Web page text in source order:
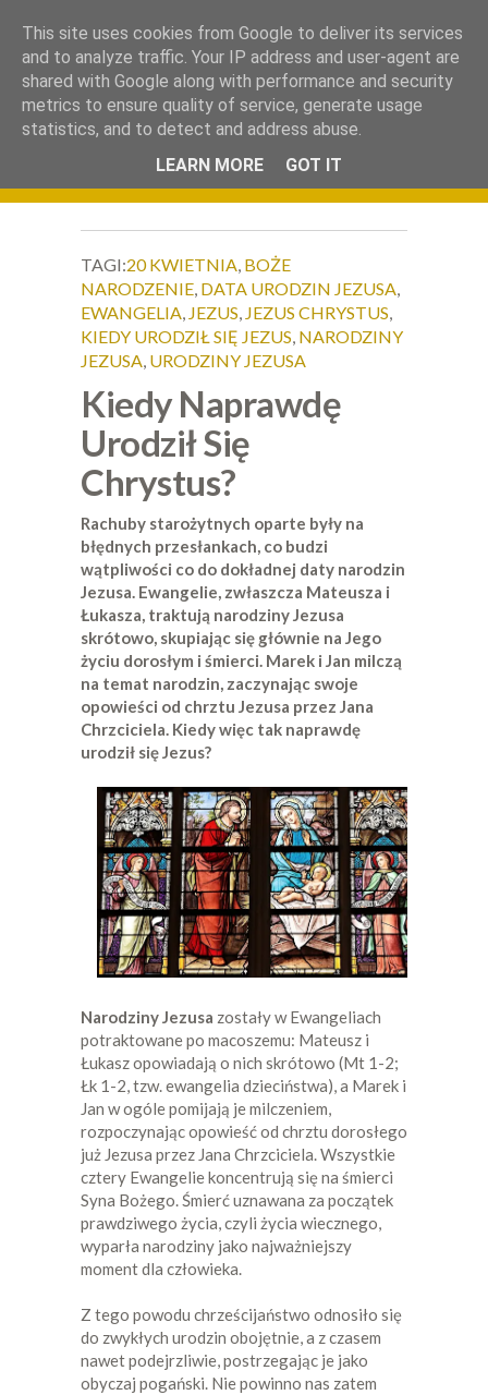
Okiem Obiektywu.
TAGI:20 KWIETNIA, BOŻE
NARODZENIE, DATA URODZIN JEZUSA,
EWANGELIA, JEZUS, JEZUS CHRYSTUS,
KIEDY URODZIŁ SIĘ JEZUS, NARODZINY
JEZUSA, URODZINY JEZUSA
Kiedy Naprawdę
Urodził Się
Chrystus?
Rachuby starożytnych oparte były na
błędnych przesłankach, co budzi
wątpliwości co do dokładnej daty narodzin
Jezusa. Ewangelie, zwłaszcza Mateusza i
Łukasza, traktują narodziny Jezusa
skrótowo, skupiając się głównie na Jego
życiu dorosłym i śmierci. Marek i Jan milczą
na temat narodzin, zaczynając swoje
opowieści od chrztu Jezusa przez Jana
Chrzciciela. Kiedy więc tak naprawdę
urodził się Jezus?
Narodziny Jezusa zostały w Ewangeliach
potraktowane po macoszemu: Mateusz i
Łukasz opowiadają o nich skrótowo (Mt 1-2;
Łk 1-2, tzw. ewangelia dzieciństwa), a Marek i
Jan w ogóle pomijają je milczeniem,
rozpoczynając opowieść od chrztu dorosłego
już Jezusa przez Jana Chrzciciela. Wszystkie
cztery Ewangelie koncentrują się na śmierci
Syna Bożego. Śmierć uznawana za początek
prawdziwego życia, czyli życia wiecznego,
wyparła narodziny jako najważniejszy
moment dla człowieka.
Z tego powodu chrześcijaństwo odnosiło się
do zwykłych urodzin obojętnie, a z czasem
nawet podejrzliwie, postrzegając je jako
obyczaj pogański. Nie powinno nas zatem
This site uses cookies from Google to deliver its services
and to analyze traffic. Your IP address and user-agent are
shared with Google along with performance and security
metrics to ensure quality of service, generate usage
statistics, and to detect and address abuse.
LEARN MORE
GOT IT